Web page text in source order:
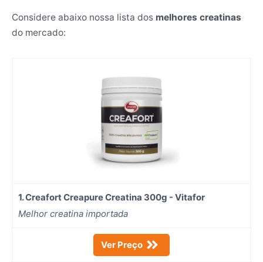
Considere abaixo nossa lista dos melhores creatinas
do mercado:
1. Creafort Creapure Creatina 300g - Vitafor
Melhor creatina importada
Ver Preço